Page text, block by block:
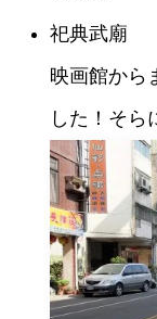
祀典武廟
映画館から
した！そら